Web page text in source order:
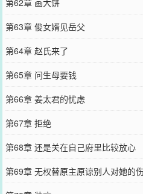
第62章 画大饼
第63章 俊女婿见岳父
第64章 赵氏来了
第65章 问生母要钱
第66章 姜太君的忧虑
第67章 拒绝
第68章 还是关在自己府里比较放心
第69章 无权替原主原谅别人对她的